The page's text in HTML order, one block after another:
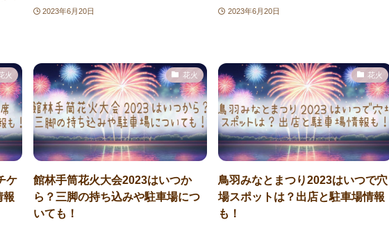
2023年6月20日 2023年6月20日
火
ケ
報
花火
館林手筒花火大会2023はいつか
ら？三脚の持ち込みや駐車場につ
いても！
花火
鳥羽みなとまつり2023はいつで穴
場スポットは？出店と駐車場情報
も！